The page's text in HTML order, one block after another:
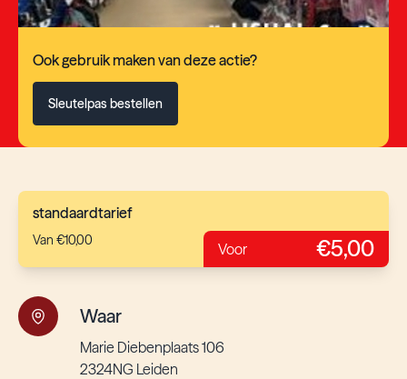
Ook gebruik maken van deze actie?
Sleutelpas bestellen
standaardtarief
Van €10,00 Voor €5,00
Waar
Marie Diebenplaats 106
2324NG Leiden